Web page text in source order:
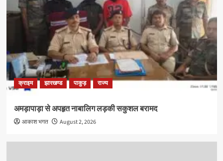
क्राइम झारखण्ड पाकुड़ राज्य
अमड़ापाड़ा से अपहृत नाबालिग लड़की सकुशल बरामद
आकाश भगत August 2, 2026